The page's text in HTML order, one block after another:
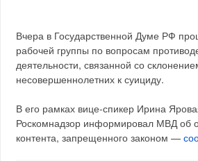
Вчера в Государственной Думе РФ
рабочей группы по вопросам
деятельности, связанной со
несовершеннолетних к суициду.
В его рамках вице-спикер Ирина
Роскомнадзор информировал МВД об
контента, запрещенного законом —